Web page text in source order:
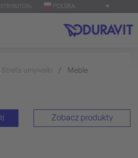
POLSKA
Strefa umywalki
Meble
Zobacz produkty